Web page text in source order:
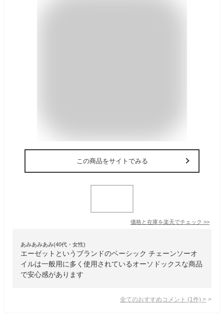
この商品をサイトでみる
価格と在庫を楽天でチェック >>
あみあみあみ(40代・女性)
エーゼットというブランドのベーシック チェーンソーオ
イルは一般用に多く使用されているオーソドックスな商品
で安心感があります
全てのおすすめコメント (1 件) >